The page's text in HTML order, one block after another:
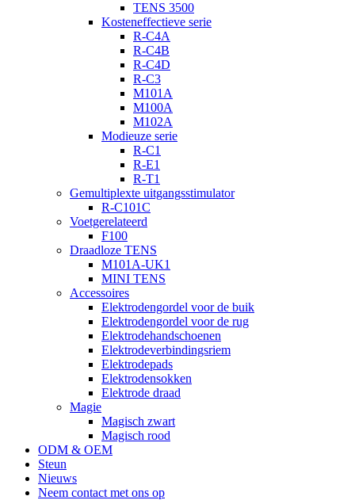
TENS 3500
Kosteneffectieve serie
R-C4A
R-C4B
R-C4D
R-C3
M101A
M100A
M102A
Modieuze serie
R-C1
R-E1
R-T1
Gemultiplexte uitgangsstimulator
R-C101C
Voetgerelateerd
F100
Draadloze TENS
M101A-UK1
MINI TENS
Accessoires
Elektrodengordel voor de buik
Elektrodengordel voor de rug
Elektrodehandschoenen
Elektrodeverbindingsriem
Elektrodepads
Elektrodensokken
Elektrode draad
Magie
Magisch zwart
Magisch rood
ODM & OEM
Steun
Nieuws
Neem contact met ons op